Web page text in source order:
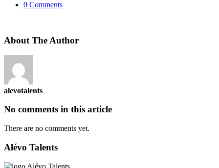
0 Comments
About The Author
alevotalents
No comments in this article
There are no comments yet.
Alévo Talents